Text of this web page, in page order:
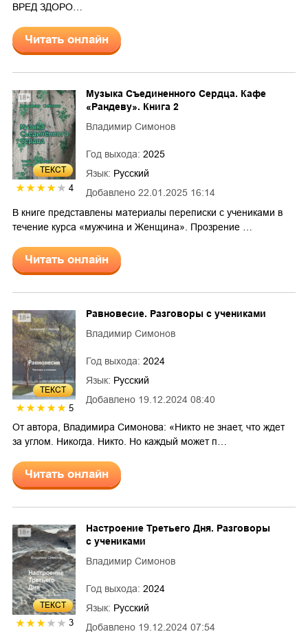
ВРЕД ЗДОРО…
Читать онлайн
ТЕКСТ
4 Добавлено 22.01.2025 16:14
Музыка Съединенного Сердца. Кафе
«Рандеву». Книга 2
Владимир Симонов
Год выхода: 2025
Язык: Русский
В книге представлены материалы переписки с учениками в
течение курса «мужчина и Женщина». Прозрение …
Читать онлайн
ТЕКСТ
5
Добавлено 19.12.2024 08:40
Равновесие. Разговоры с учениками
Владимир Симонов
Год выхода: 2024
Язык: Русский
От автора, Владимира Симонова: «Никто не знает, что ждет
за углом. Никогда. Никто. Но каждый может п…
Читать онлайн
ТЕКСТ
3 Добавлено 19.12.2024 07:54
Настроение Третьего Дня. Разговоры
с учениками
Владимир Симонов
Год выхода: 2024
Язык: Русский